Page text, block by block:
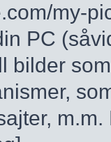
my-
PC
bilder